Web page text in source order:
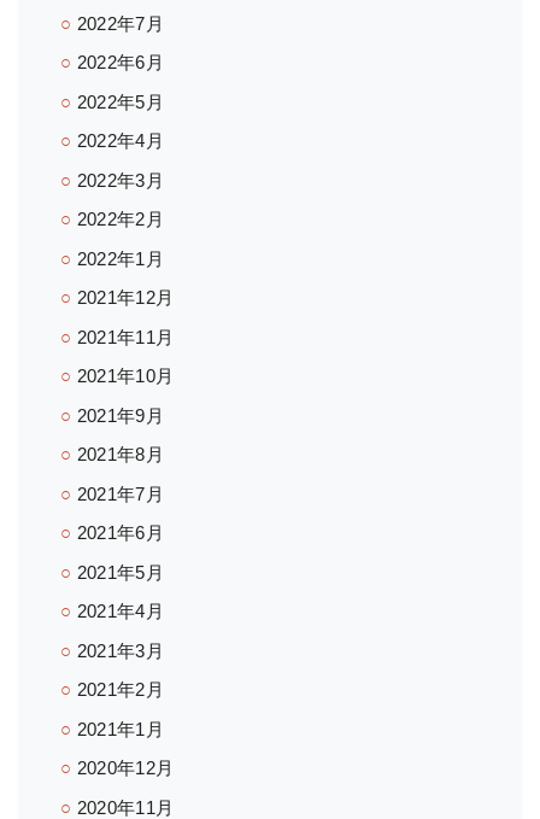
2022年7月
2022年6月
2022年5月
2022年4月
2022年3月
2022年2月
2022年1月
2021年12月
2021年11月
2021年10月
2021年9月
2021年8月
2021年7月
2021年6月
2021年5月
2021年4月
2021年3月
2021年2月
2021年1月
2020年12月
2020年11月